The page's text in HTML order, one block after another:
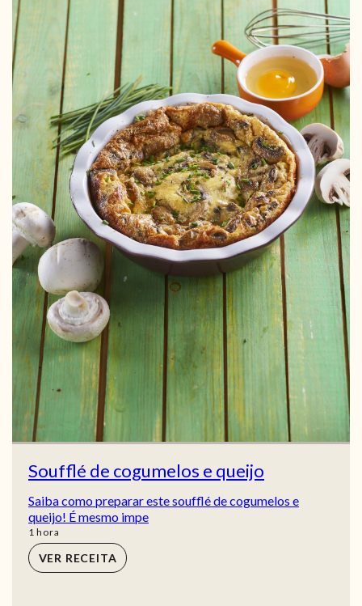
Soufflé de cogumelos e queijo
Saiba como preparar este soufflé de cogumelos e
queijo! É mesmo impe
1 hora
hora
VER RECEITA